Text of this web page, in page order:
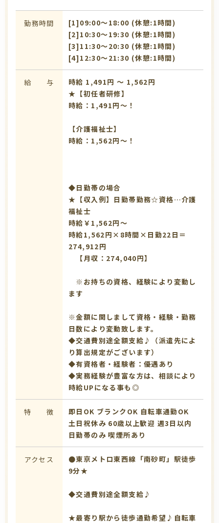
勤務時間
[1]09:00〜18:00 (休憩:1時間)
[2]10:30〜19:30 (休憩:1時間)
[3]11:30〜20:30 (休憩:1時間)
[4]12:30〜21:30 (休憩:1時間)
給 与
時給 1,491円 〜 1,562円
★【初任者研修】
時給：1,491円～！
【介護福祉士】
時給：1,562円～！
◆日勤帯の場合
★【収入例】日勤帯勤務☆資格…介護
福祉士
時給￥1,562円～
時給1,562円×8時間×日勤22日＝
274,912円
【月収：274,040円】
※お持ちの資格、経験により変動し
ます
※金額に関しまして資格・経験・勤務
日数により変動致します。
◆交通費別途全額支給♪（派遣先によ
り算出規定がございます）
◆有資格者・経験者：優遇あり
◆実務経験が豊富な方は、相談により
時給UPになる事も◎
特 徴 即日OK ブランクOK 自転車通勤OK
土日祝休み 60歳以上歓迎 週3日以内
日勤帯のみ 喫煙所あり
アクセス
●東京メトロ東西線「南砂町」駅徒歩
9分★
◆交通費別途全額支給♪
★最寄り駅から徒歩通勤希望♪自転車